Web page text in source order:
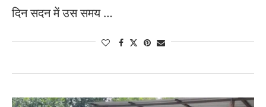
दिन सदन में उस समय …